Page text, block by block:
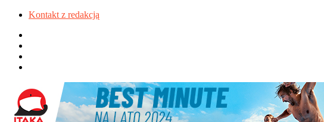
Kontakt z redakcją